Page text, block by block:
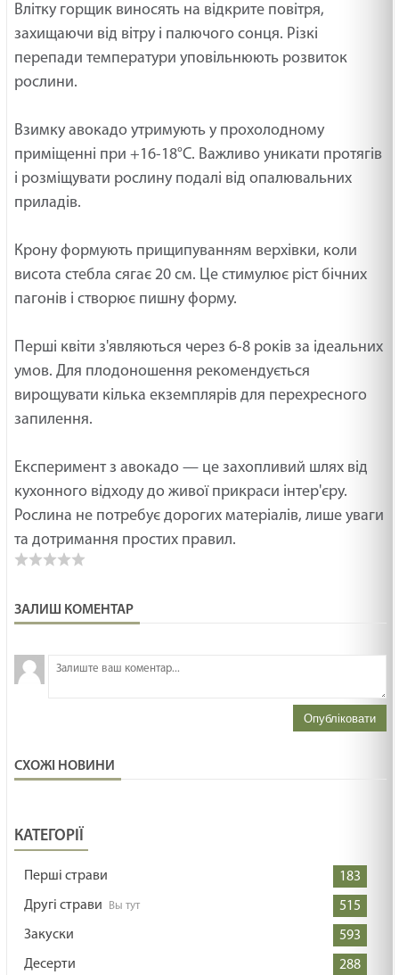
Влітку горщик виносять на відкрите повітря,
захищаючи від вітру і палючого сонця. Різкі
перепади температури уповільнюють розвиток
рослини.
Взимку авокадо утримують у прохолодному
приміщенні при +16-18°C. Важливо уникати протягів
і розміщувати рослину подалі від опалювальних
приладів.
Крону формують прищипуванням верхівки, коли
висота стебла сягає 20 см. Це стимулює ріст бічних
пагонів і створює пишну форму.
Перші квіти з'являються через 6-8 років за ідеальних
умов. Для плодоношення рекомендується
вирощувати кілька екземплярів для перехресного
запилення.
Експеримент з авокадо — це захопливий шлях від
кухонного відходу до живої прикраси інтер'єру.
Рослина не потребує дорогих матеріалів, лише уваги
та дотримання простих правил.
ЗАЛИШ КОМЕНТАР
Опубліковати
СХОЖІ НОВИНИ
КАТЕГОРІЇ
Перші страви
183
Другі страви
515
Закуски
593
Десерти
288